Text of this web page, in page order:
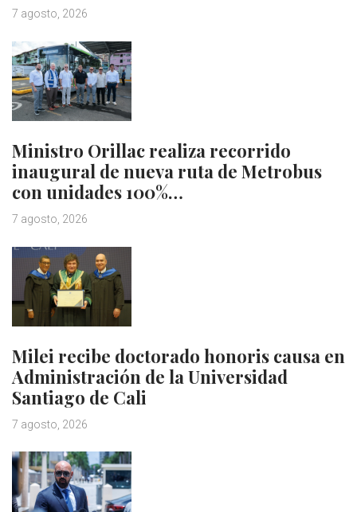
7 agosto, 2026
Ministro Orillac realiza recorrido
inaugural de nueva ruta de Metrobus
con unidades 100%…
7 agosto, 2026
Milei recibe doctorado honoris causa en
Administración de la Universidad
Santiago de Cali
7 agosto, 2026